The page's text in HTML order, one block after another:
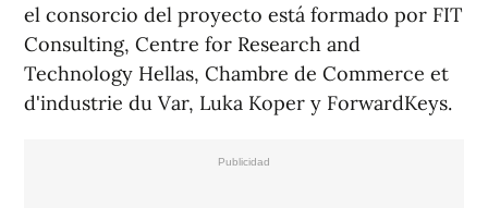
el consorcio del proyecto está formado por FIT
Consulting, Centre for Research and
Technology Hellas, Chambre de Commerce et
d'industrie du Var, Luka Koper y ForwardKeys.